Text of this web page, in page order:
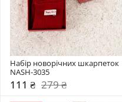
Набір новорічних шкарпеток
NASH-3035
111 ₴ 279 ₴